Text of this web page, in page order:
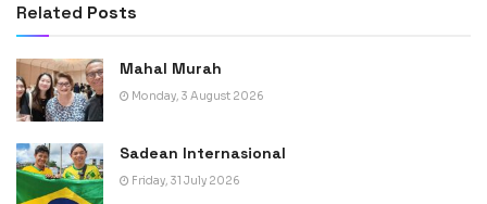
Related Posts
Mahal Murah
Monday, 3 August 2026
Sadean Internasional
Friday, 31 July 2026